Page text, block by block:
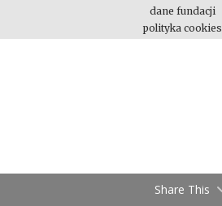
dane fundacji
polityka cookies
Share This